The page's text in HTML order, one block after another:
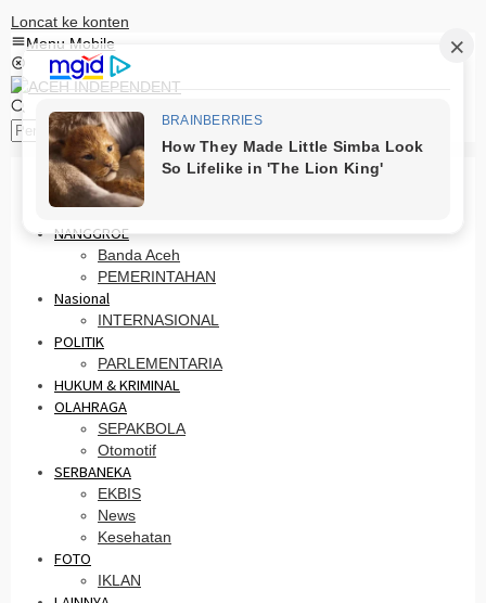
Loncat ke konten
Menu Mobile
HOME
PRO OTONOMI
NANGGROE
Banda Aceh
PEMERINTAHAN
Nasional
INTERNASIONAL
POLITIK
PARLEMENTARIA
HUKUM & KRIMINAL
OLAHRAGA
SEPAKBOLA
Otomotif
SERBANEKA
EKBIS
News
Kesehatan
FOTO
IKLAN